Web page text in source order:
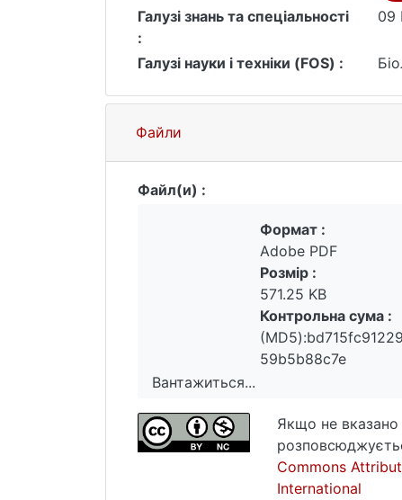
Галузі знань та спеціальності
:
09
Галузі науки і техніки (FOS) :
Файли
Файл(и) :
Вантажиться...
Вантажиться...
Формат :
Adobe PDF
Розмір :
571.25 KB
Контрольна сума :
59b5b88c7e
Якщо не вказано
Commons
International